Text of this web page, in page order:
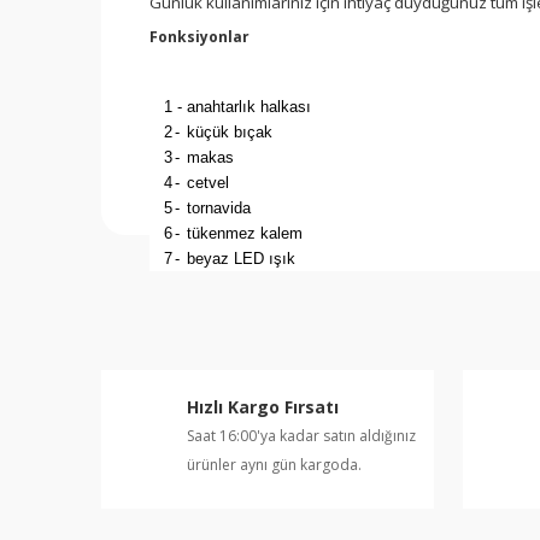
Fonksiyonlar
1 - anahtarlık halkası
2- küçük bıçak
3- makas
4- cetvel
5- tornavida
6- tükenmez kalem
7- beyaz LED ışık
Hızlı Kargo Fırsatı
Saat 16:00'ya kadar satın aldığınız
ürünler aynı gün kargoda.